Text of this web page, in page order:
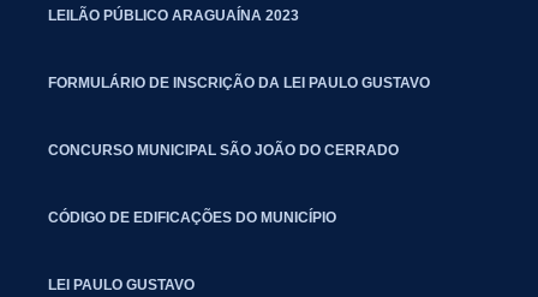
LEILÃO PÚBLICO ARAGUAÍNA 2023
FORMULÁRIO DE INSCRIÇÃO DA LEI PAULO GUSTAVO
CONCURSO MUNICIPAL SÃO JOÃO DO CERRADO
CÓDIGO DE EDIFICAÇÕES DO MUNICÍPIO
LEI PAULO GUSTAVO